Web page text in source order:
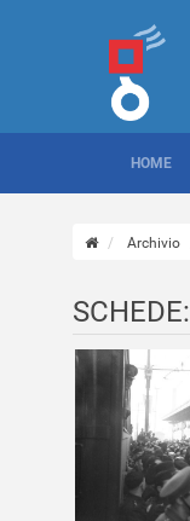
HOME
Archivio
SCHEDE: